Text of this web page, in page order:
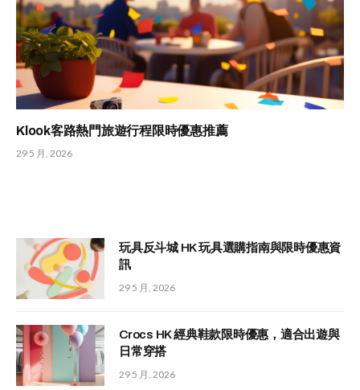
Klook客路熱門旅遊行程限時優惠推薦
29 5 月, 2026
玩具反斗城 HK 玩具選購指南與限時優惠資
訊
29 5 月, 2026
Crocs HK 經典鞋款限時優惠，適合出遊與
日常穿搭
29 5 月, 2026